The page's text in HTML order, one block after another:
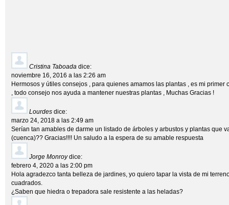
Cristina Taboada dice:
noviembre 16, 2016 a las 2:26 am
Hermosos y útiles consejos , para quienes amamos las plantas , es mi primer
, todo consejo nos ayuda a mantener nuestras plantas , Muchas Gracias !
Lourdes dice:
marzo 24, 2018 a las 2:49 am
Serían tan amables de darme un listado de árboles y arbustos y plantas que
(cuenca)?? Gracias!!!! Un saludo a la espera de su amable respuesta
Jorge Monroy dice:
febrero 4, 2020 a las 2:00 pm
Hola agradezco tanta belleza de jardines, yo quiero tapar la vista de mi
cuadrados.
¿Saben que hiedra o trepadora sale resistente a las heladas?